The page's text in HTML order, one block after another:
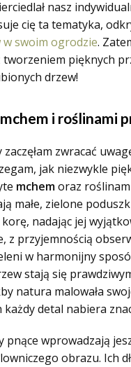
nasz
cię ta tematyka,
swoim ogrodzie.
tworzeniem pięknych
drzew!
i roślinami
zwracać
jak niezwykle
mchemoraz
małe, zielone
nadając jej
z przyjemnością
w harmonijny
stają się
natura malowała
detal nabiera
wprowadzają
obrazu. Ich